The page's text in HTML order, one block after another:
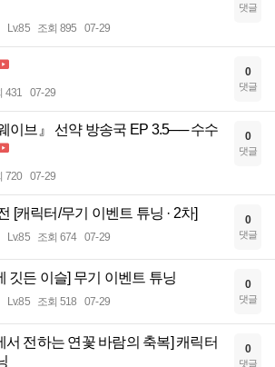
Lv.85 조회 895 07-29
댓글
431 07-29
0
댓글
이브』 선약 방송국 EP 3.5── 수수
720 07-29
0
댓글
[캐릭터/무기 이벤트 튜닝 · 2차]
Lv.85 조회 674 07-29
0
댓글
깃든 이슬] 무기 이벤트 튜닝
Lv.85 조회 518 07-29
0
댓글
서 전하는 연꽃 바람의 축복] 캐릭터
0
댓글